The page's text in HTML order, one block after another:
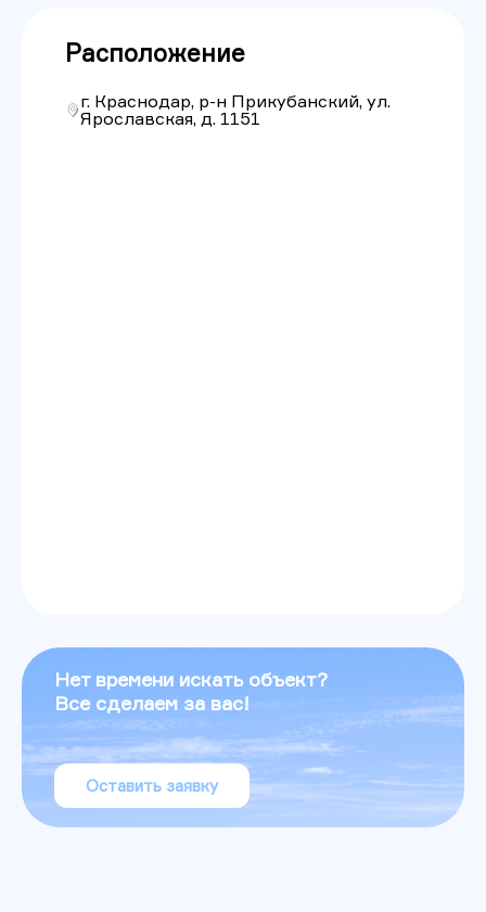
Расположение
г. Краснодар, р-н Прикубанский, ул.
Ярославская, д. 1151
Нет времени искать объект?
Все сделаем за вас!
Оставить заявку